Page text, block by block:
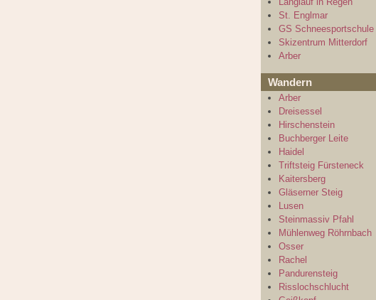
St. Englmar
GS Schneesportschule
Skizentrum Mitterdorf
Arber
Wandern
Arber
Dreisessel
Hirschenstein
Buchberger Leite
Haidel
Triftsteig Fürsteneck
Kaitersberg
Gläserner Steig
Lusen
Steinmassiv Pfahl
Mühlenweg Röhrnbach
Osser
Rachel
Pandurensteig
Risslochschlucht